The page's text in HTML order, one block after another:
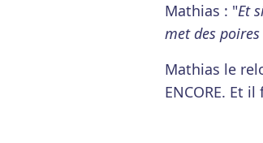
Mathias : "Et
met des poires
Mathias le
ENCORE. Et